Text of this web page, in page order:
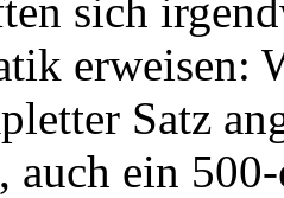
sich
erweisen:
Satz
auch ein